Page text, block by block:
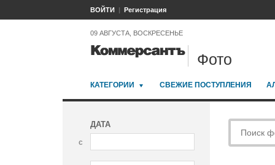
ВОЙТИ Регистрация
09 АВГУСТА, ВОСКРЕСЕНЬЕ
Фото
КАТЕГОРИИ СВЕЖИЕ ПОСТУПЛЕНИЯ
ДАТА
с